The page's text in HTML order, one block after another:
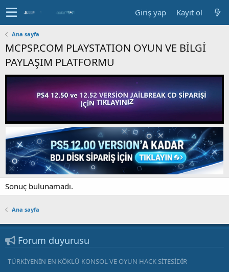
Giriş yap Kayıt ol
Ana sayfa
MCPSP.COM PLAYSTATION OYUN VE BİLGİ
PAYLAŞIM PLATFORMU
Sonuç bulunamadı.
Ana sayfa
Forum duyurusu
TÜRKİYENİN EN KÖKLÜ KONSOL VE OYUN HACK SİTESİDİR